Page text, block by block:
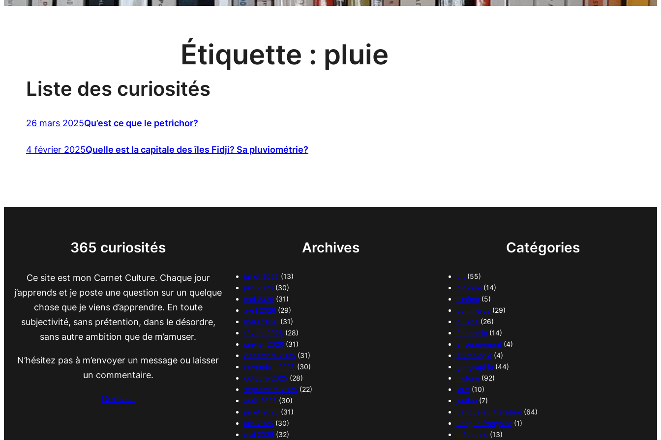
Étiquette : pluie
Liste des curiosités
26 mars 2025Qu’est ce que le petrichor?
4 février 2025Quelle est la capitale des îles Fidji? Sa pluviométrie?
365 curiosités
Ce site est mon Carnet Culture. Chaque jour
j’apprends et je poste une question sur un quelque
chose que je viens d’apprendre. En toute
subjectivité, sans prétention, dans le désordre,
sans autre ambition que de m’amuser.
N’hésitez pas à m’envoyer un message ou laisser
un commentaire.
Contact
Archives
juillet 2026 (13)
juin 2026 (30)
mai 2026 (31)
avril 2026 (29)
mars 2026 (31)
février 2026 (28)
janvier 2026 (31)
décembre 2025 (31)
novembre 2025 (30)
octobre 2025 (28)
septembre 2025 (22)
août 2025 (30)
juillet 2025 (31)
juin 2025 (30)
mai 2025 (32)
Catégories
art (55)
biologie (14)
cinéma (5)
commerce (29)
cuisine (26)
économie (14)
enseignement (4)
étymologie (4)
géographie (44)
histoire (92)
jeux (10)
justice (7)
Langue et littérature (64)
Langue française (1)
médecine (13)